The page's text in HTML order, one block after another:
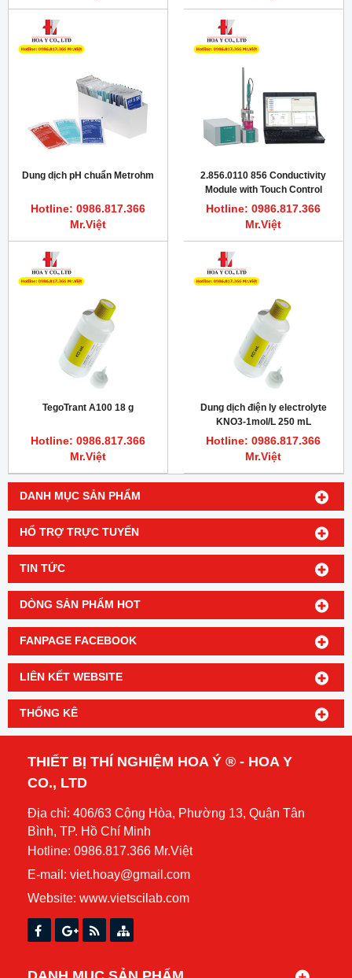
DANH MỤC SẢN PHẨM
HỔ TRỢ TRỰC TUYẾN
TIN TỨC
DÒNG SẢN PHẨM HOT
FANPAGE FACEBOOK
LIÊN KẾT WEBSITE
THỐNG KÊ
Dung dịch pH chuẩn Metrohm
Hotline: 0986.817.366
Mr.Việt
2.856.0110 856 Conductivity
Module with Touch Control
Hotline: 0986.817.366
Mr.Việt
TegoTrant A100 18 g
Hotline: 0986.817.366
Mr.Việt
Dung dịch điện ly electrolyte
KNO3-1mol/L 250 mL
Hotline: 0986.817.366
Mr.Việt
THIẾT BỊ THÍ NGHIỆM HOA Ý ® - HOA Y
CO., LTD
Địa chỉ: 406/63 Cộng Hòa, Phường 13, Quận Tân
Bình, TP. Hồ Chí Minh
Hotline: 0986.817.366 Mr.Việt
E-mail: viet.hoay@gmail.com
Website: www.vietscilab.com